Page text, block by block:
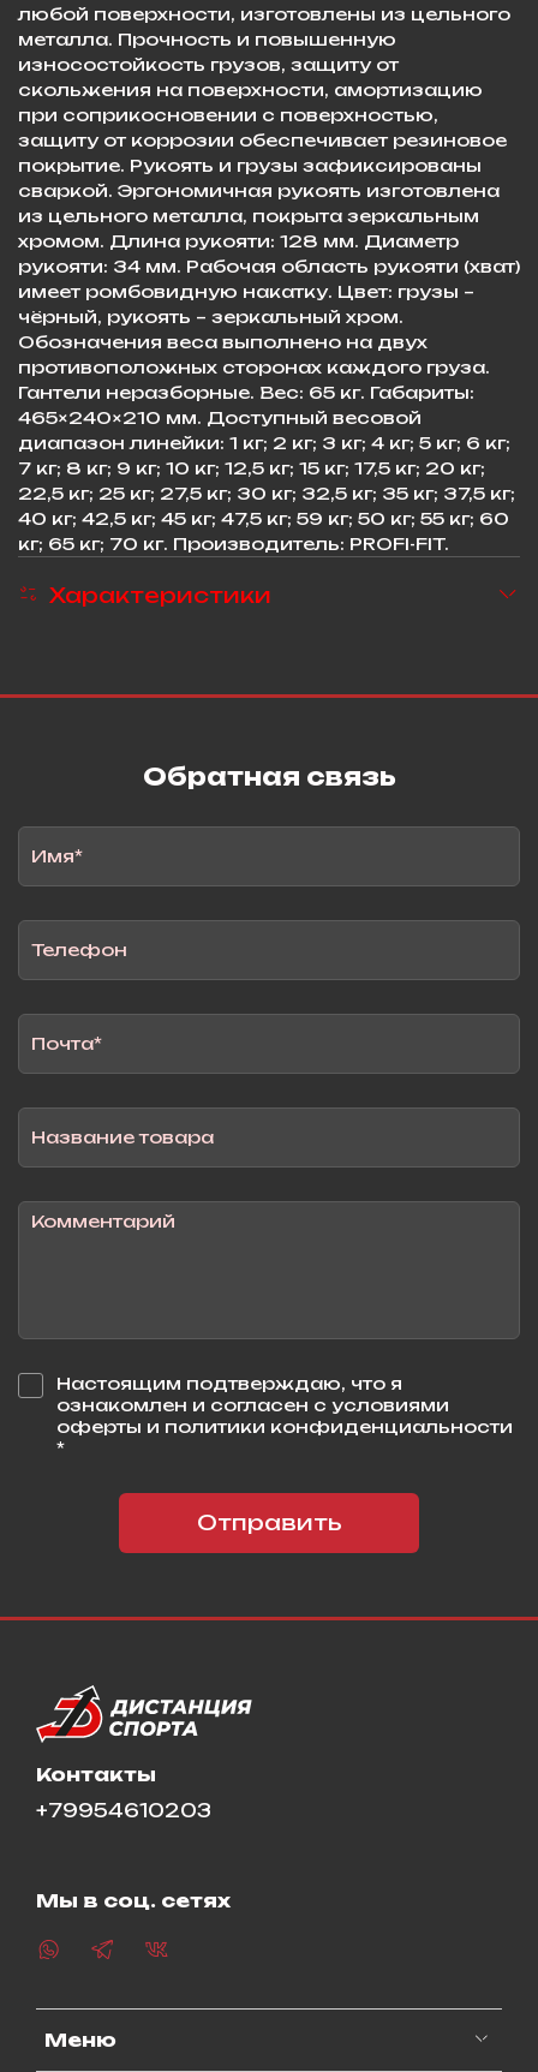
любой поверхности, изготовлены из цельного
металла. Прочность и повышенную
износостойкость грузов, защиту от
скольжения на поверхности, амортизацию
при соприкосновении с поверхностью,
защиту от коррозии обеспечивает резиновое
покрытие. Рукоять и грузы зафиксированы
сваркой. Эргономичная рукоять изготовлена
из цельного металла, покрыта зеркальным
хромом. Длина рукояти: 128 мм. Диаметр
рукояти: 34 мм. Рабочая область рукояти (хват)
имеет ромбовидную накатку. Цвет: грузы –
чёрный, рукоять – зеркальный хром.
Обозначения веса выполнено на двух
противоположных сторонах каждого груза.
Гантели неразборные. Вес: 65 кг. Габариты:
465×240×210 мм. Доступный весовой
диапазон линейки: 1 кг; 2 кг; 3 кг; 4 кг; 5 кг; 6 кг;
7 кг; 8 кг; 9 кг; 10 кг; 12,5 кг; 15 кг; 17,5 кг; 20 кг;
22,5 кг; 25 кг; 27,5 кг; 30 кг; 32,5 кг; 35 кг; 37,5 кг;
40 кг; 42,5 кг; 45 кг; 47,5 кг; 59 кг; 50 кг; 55 кг; 60
кг; 65 кг; 70 кг. Производитель: PROFI-FIT.
Характеристики
Обратная связь
Настоящим подтверждаю, что я
ознакомлен и согласен с условиями
оферты и политики конфиденциальности
*
Отправить
Меню
Контакты
+79954610203
Мы в соц. сетях